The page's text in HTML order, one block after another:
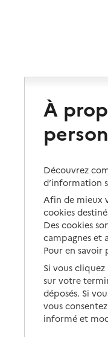
À
Découvrez
d’information
Afin de mieux
cookies
Des cookies
campagnes et
Pour en
Si vous
sur votre
déposés. Si
vous
informé et